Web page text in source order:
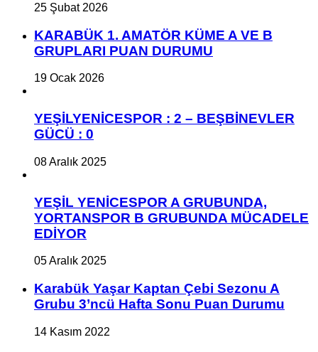
25 Şubat 2026
KARABÜK 1. AMATÖR KÜME A VE B
GRUPLARI PUAN DURUMU
19 Ocak 2026
YEŞİLYENİCESPOR : 2 – BEŞBİNEVLER
GÜCÜ : 0
08 Aralık 2025
YEŞİL YENİCESPOR A GRUBUNDA,
YORTANSPOR B GRUBUNDA MÜCADELE
EDİYOR
05 Aralık 2025
Karabük Yaşar Kaptan Çebi Sezonu A
Grubu 3’ncü Hafta Sonu Puan Durumu
14 Kasım 2022